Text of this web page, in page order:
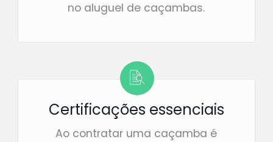
no aluguel de caçambas.
Certificações essenciais
Ao contratar uma caçamba é